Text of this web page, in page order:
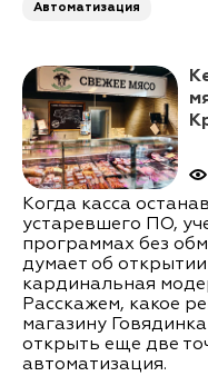
Автоматизация
Когда касса
устаревшего ПО,
программах без
думает об
кардинальная
Расскажем, какое
магазину
открыть еще две
автоматизация.